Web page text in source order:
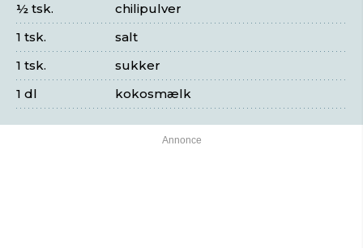
chilipulver
½ tsk.
salt
1 tsk.
sukker
1 tsk.
kokosmælk
1 dl